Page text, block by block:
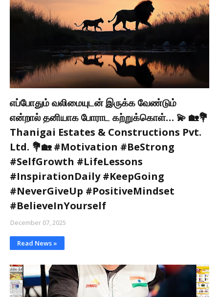
எப்போதும் வலிமையுடன் இருக்க வேண்டும்
என்றால் தனியாக போராட கற்றுக்கொள்… 💫 🏡💐
Thanigai Estates & Constructions Pvt.
Ltd. 💐🏡 #Motivation #BeStrong
#SelfGrowth #LifeLessons
#InspirationDaily #KeepGoing
#NeverGiveUp #PositiveMindset
#BelieveInYourself
December 07, 2025
Read News »